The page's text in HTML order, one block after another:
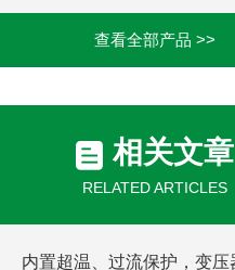
查看全部产品 >>
相关文章
RELATED ARTICLES